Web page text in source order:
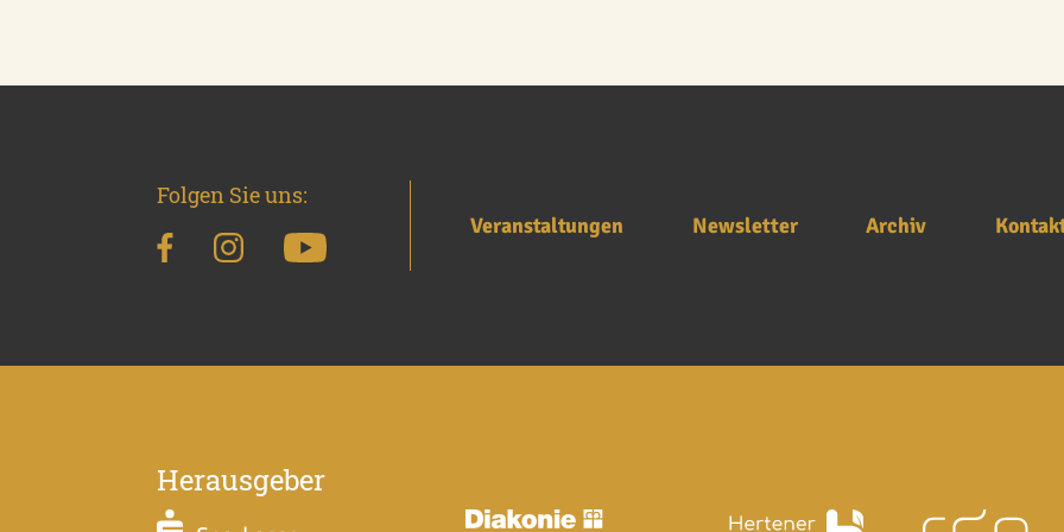
Veranstaltungen Newsletter Archiv
Folgen Sie uns:
Herausgeber